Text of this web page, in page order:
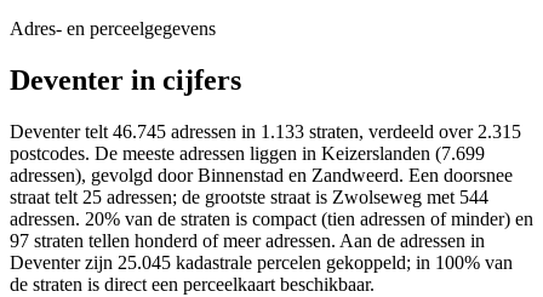
Adres- en perceelgegevens
Deventer in cijfers
Deventer telt 46.745 adressen in 1.133 straten, verdeeld over 2.315
postcodes. De meeste adressen liggen in Keizerslanden (7.699
adressen), gevolgd door Binnenstad en Zandweerd. Een doorsnee
straat telt 25 adressen; de grootste straat is Zwolseweg met 544
adressen. 20% van de straten is compact (tien adressen of minder) en
97 straten tellen honderd of meer adressen. Aan de adressen in
Deventer zijn 25.045 kadastrale percelen gekoppeld; in 100% van
de straten is direct een perceelkaart beschikbaar.